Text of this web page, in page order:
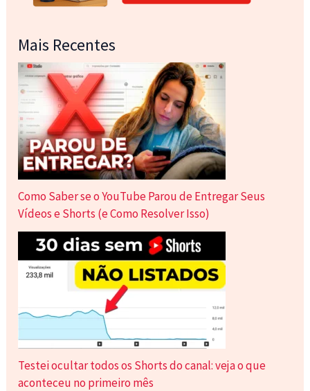
Mais Recentes
Como Saber se o YouTube Parou de Entregar Seus
Vídeos e Shorts (e Como Resolver Isso)
Testei ocultar todos os Shorts do canal: veja o que
aconteceu no primeiro mês